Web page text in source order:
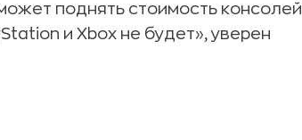
поднять стоимость консолей
и Xbox не будет», уверен